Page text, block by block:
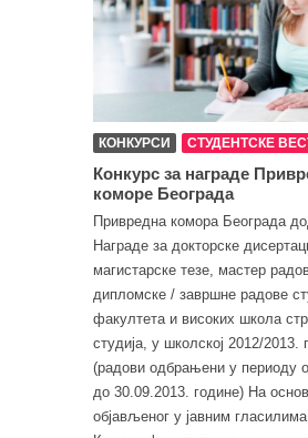
КОНКУРСИ СТУДЕНТСКЕ
Конкурс за награде
коморе Београда
Привредна комора Београда
Награде за докторске
магистарске тезе, мастер
дипломске / завршне радове
факултета и високих школа
студија, у школској 2012/2013.
(радови одбрањени у периоду
до 30.09.2013. године) На
објављеног у јавним